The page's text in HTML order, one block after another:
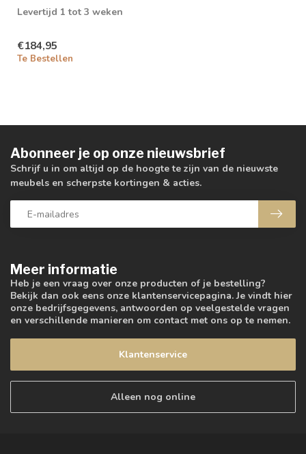
Levertijd 1 tot 3 weken
€184,95
Te Bestellen
Meer informatie
Heb je een vraag over onze producten of je bestelling?
Bekijk dan ook eens onze klantenservicepagina. Je vindt hier
onze bedrijfsgegevens, antwoorden op veelgestelde vragen
en verschillende manieren om contact met ons op te nemen.
Klantenservice
Alleen nog online
Abonneer je op onze nieuwsbrief
Schrijf u in om altijd op de hoogte te zijn van de nieuwste
meubels en scherpste kortingen & acties.